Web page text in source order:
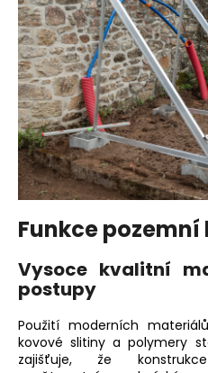
Funkce
Vysoce kvalitní
postupy
Použití moderních
kovové slitiny a polymery
zajišťuje, že